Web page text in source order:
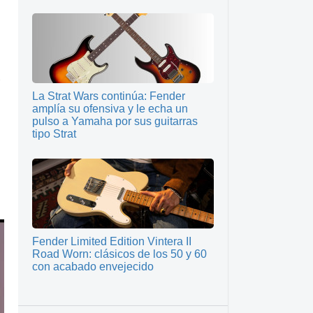
La Strat Wars continúa: Fender
amplía su ofensiva y le echa un
pulso a Yamaha por sus guitarras
tipo Strat
Fender Limited Edition Vintera II
Road Worn: clásicos de los 50 y 60
con acabado envejecido